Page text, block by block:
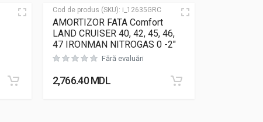
Cod de produs (SKU): i_12635GRC
AMORTIZOR FATA Comfort
LAND CRUISER 40, 42, 45, 46,
47 IRONMAN NITROGAS 0 -2″
Fără evaluări
2,766.40MDL